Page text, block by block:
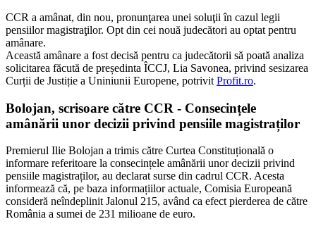
CCR a amânat, din nou, pronunţarea unei soluţii în cazul legii
pensiilor magistraţilor. Opt din cei nouă judecători au optat pentru
amânare.
Această amânare a fost decisă pentru ca judecătorii să poată analiza
solicitarea făcută de președinta ÎCCJ, Lia Savonea, privind sesizarea
Curții de Justiție a Uniniunii Europene, potrivit Profit.ro.
Bolojan, scrisoare către CCR - Consecințele
amânării unor decizii privind pensiile magistraților
Premierul Ilie Bolojan a trimis către Curtea Constituțională o
informare referitoare la consecințele amânării unor decizii privind
pensiile magistraților, au declarat surse din cadrul CCR. Acesta
informează că, pe baza informațiilor actuale, Comisia Europeană
consideră neîndeplinit Jalonul 215, având ca efect pierderea de către
România a sumei de 231 milioane de euro.